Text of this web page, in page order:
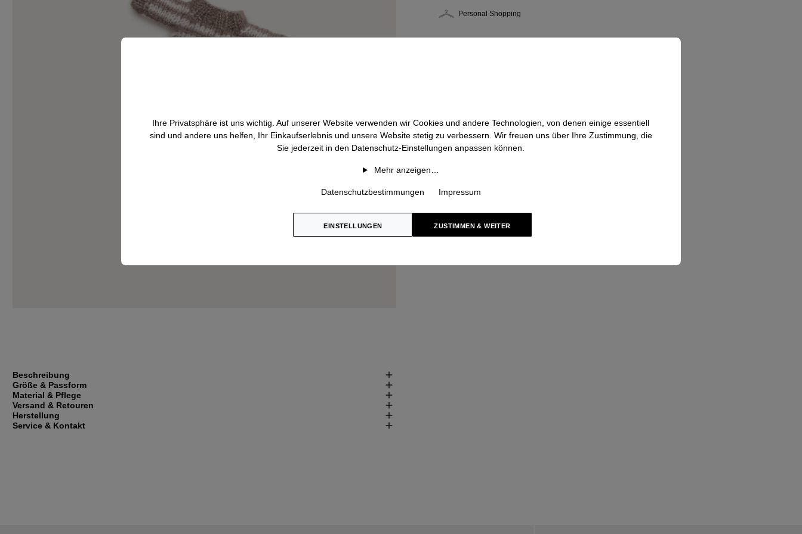
Personal Shopping
Beschreibung
Größe & Passform
Material & Pflege
Versand & Retouren
Herstellung
Service & Kontakt
Ihre Privatsphäre ist uns wichtig. Auf unserer Website verwenden wir Cookies und andere Technologien, von denen einige essentiell
sind und andere uns helfen, Ihr Einkaufserlebnis und unsere Website stetig zu verbessern. Wir freuen uns über Ihre Zustimmung, die
Sie jederzeit in den Datenschutz-Einstellungen anpassen können.
Mehr anzeigen…
Datenschutzbestimmungen Impressum
EINSTELLUNGEN ZUSTIMMEN & WEITER